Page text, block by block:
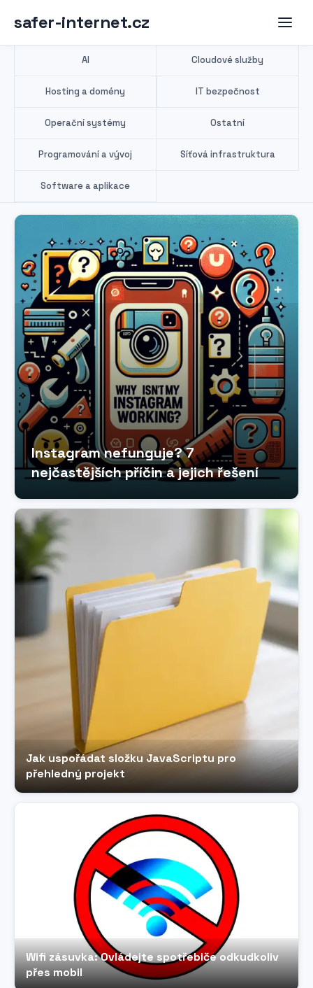
safer-internet.cz
AI Cloudové služby
Hosting a domény IT bezpečnost
Operační systémy Ostatní
Programování a vývoj Síťová infrastruktura
Software a aplikace
Instagram nefunguje? 7
nejčastějších příčin a jejich řešení
Jak uspořádat složku JavaScriptu pro
přehledný projekt
Wifi zásuvka: Ovládejte spotřebiče odkudkoliv
přes mobil